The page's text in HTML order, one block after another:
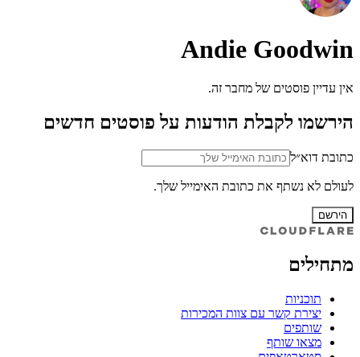
Andie Goodwin
אין עדיין פוסטים של מחבר זה.
הירשמו לקבלת הודעות על פוסטים חדשים
כתובת דוא״ל
לעולם לא נשתף את כתובת האימייל שלך.
הירשם
מתחילים
תוכניות
יצירת קשר עם צוות המכירות
שותפים
מצאו שותף